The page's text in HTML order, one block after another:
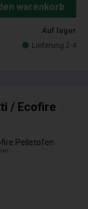
warenkorb
Auf lager
Lieferung 2-4
/ Ecofire